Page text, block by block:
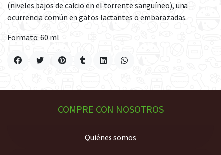
(niveles bajos de calcio en el torrente sanguíneo), una
ocurrencia común en gatos lactantes o embarazadas.
Formato: 60 ml
COMPRE CON NOSOTROS
Quiénes somos